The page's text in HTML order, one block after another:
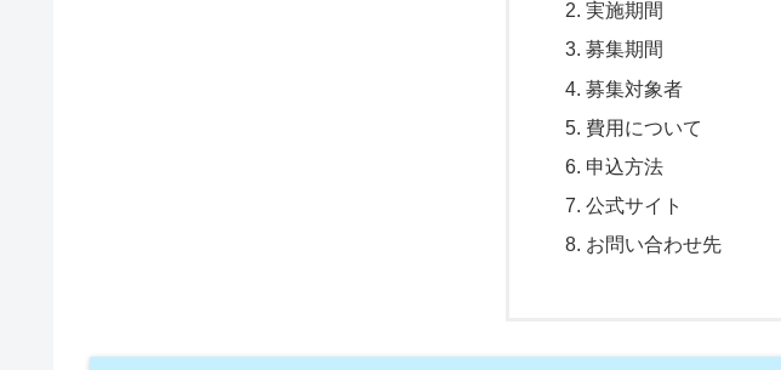
実施期間
募集期間
募集対象者
費用について
申込方法
公式サイト
お問い合わせ先